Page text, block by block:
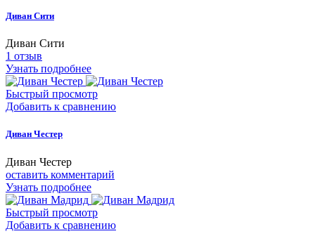
Диван Сити
Диван Сити
1 отзыв
Узнать подробнее
Быстрый просмотр
Добавить к сравнению
Диван Честер
Диван Честер
оставить комментарий
Узнать подробнее
Быстрый просмотр
Добавить к сравнению